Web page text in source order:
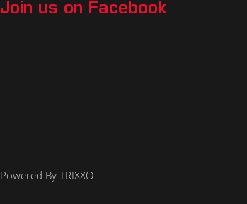
Join us on Facebook
Powered By TRIXXO